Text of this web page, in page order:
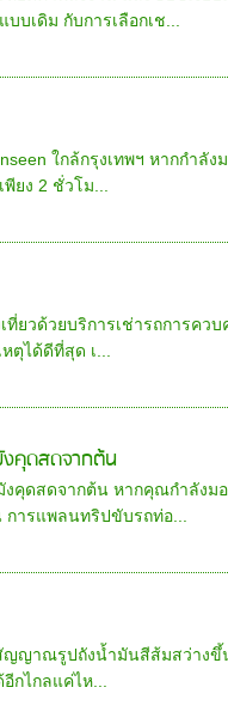
บเดิม กับการเลือกเช...
ใกล้กรุงเทพฯ หากกำลัง
พียง 2 ชั่วโม...
ยวด้วยบริการเช่ารถการคว
ตุได้ดีที่สุด เ...
งคุดสดจากต้น
งคุดสดจากต้น หากคุณกำลังม
การแพลนทริปขับรถท่อ...
ญญาณรูปถังน้ำมันสีส้มสว่าง
กไกลแค่ไห...